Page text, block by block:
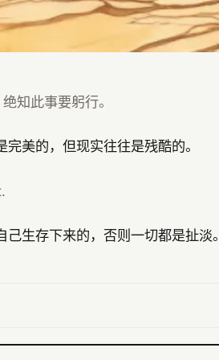
知此事要躬行。
美的，但现实往往是残酷的。
生存下来的，否则一切都是扯淡。